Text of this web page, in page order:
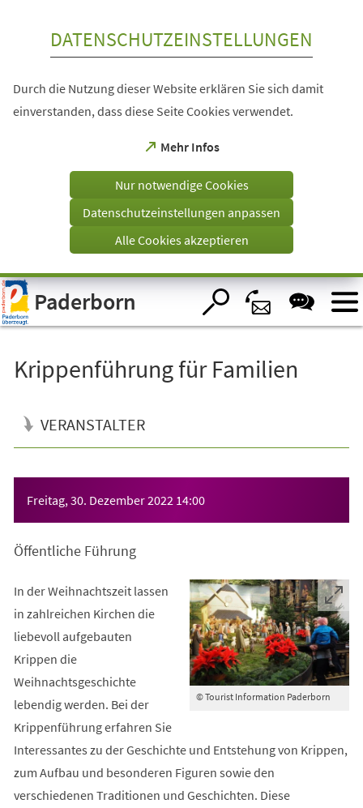
Visuelle
Assistenzsoftware
öffnen.
DATENSCHUTZEINSTELLUNGEN
Durch die Nutzung dieser Website erklären Sie sich damit
einverstanden, dass diese Seite Cookies verwendet.
Mehr Infos
(Öffnet
einem
Tab)
Nur notwendige Cookies
Datenschutzeinstellungen anpassen
Alle Cookies akzeptieren
Paderborn
Krippenführung für Familien
VERANSTALTER
Freitag, 30. Dezember 2022 14:00
Öffentliche Führung
© Tourist Information Paderborn
In der Weihnachtszeit lassen
in zahlreichen Kirchen die
liebevoll aufgebauten
Krippen die
Weihnachtsgeschichte
lebendig werden. Bei der
Krippenführung erfahren Sie
Interessantes zu der Geschichte und Entstehung von Krippen,
zum Aufbau und besonderen Figuren sowie den
verschiedenen Traditionen und Geschichten. Diese